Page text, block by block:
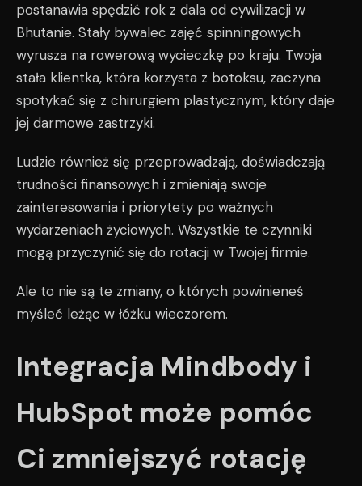
postanawia spędzić rok z dala od cywilizacji w
Bhutanie. Stały bywalec zajęć spinningowych
wyrusza na rowerową wycieczkę po kraju. Twoja
stała klientka, która korzysta z botoksu, zaczyna
spotykać się z chirurgiem plastycznym, który daje
jej darmowe zastrzyki.
Ludzie również się przeprowadzają, doświadczają
trudności finansowych i zmieniają swoje
zainteresowania i priorytety po ważnych
wydarzeniach życiowych. Wszystkie te czynniki
mogą przyczynić się do rotacji w Twojej firmie.
Ale to nie są te zmiany, o których powinieneś
myśleć leżąc w łóżku wieczorem.
Integracja Mindbody i
HubSpot może pomóc
Ci zmniejszyć rotację